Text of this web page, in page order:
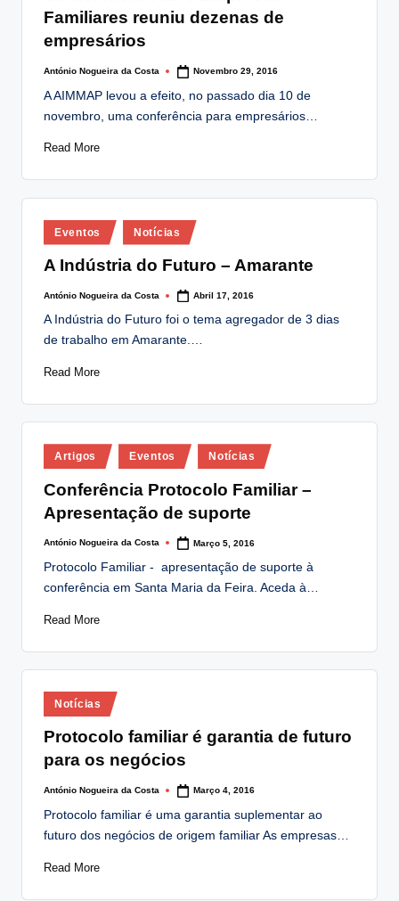
Familiares reuniu dezenas de
empresários
Posted
António Nogueira da Costa Novembro 29, 2016
A AIMMAP levou a efeito, no passado dia 10 de
novembro, uma conferência para empresários…
Read More
Posted
in
Eventos Notícias
A Indústria do Futuro – Amarante
Posted
António Nogueira da Costa Abril 17, 2016
A Indústria do Futuro foi o tema agregador de 3 dias
de trabalho em Amarante.…
Read More
Posted
in
Artigos Eventos Notícias
Conferência Protocolo Familiar –
Apresentação de suporte
Posted
António Nogueira da Costa Março 5, 2016
Protocolo Familiar - apresentação de suporte à
conferência em Santa Maria da Feira. Aceda à…
Read More
Posted
in
Notícias
Protocolo familiar é garantia de futuro
para os negócios
Posted
António Nogueira da Costa Março 4, 2016
Protocolo familiar é uma garantia suplementar ao
futuro dos negócios de origem familiar As empresas…
Read More